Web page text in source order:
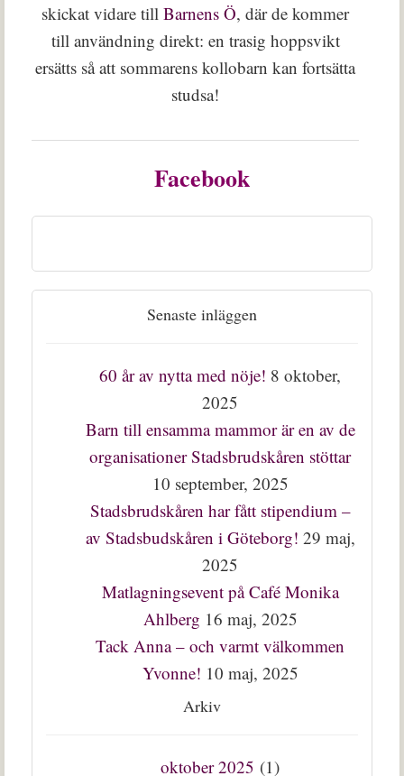
skickat vidare till Barnens Ö, där de kommer
till användning direkt: en trasig hoppsvikt
ersätts så att sommarens kollobarn kan fortsätta
studsa!
Facebook
Senaste inläggen
60 år av nytta med nöje! 8 oktober,
2025
Barn till ensamma mammor är en av de
organisationer Stadsbrudskåren stöttar
10 september, 2025
Stadsbrudskåren har fått stipendium –
av Stadsbudskåren i Göteborg! 29 maj,
2025
Matlagningsevent på Café Monika
Ahlberg 16 maj, 2025
Tack Anna – och varmt välkommen
Yvonne! 10 maj, 2025
Arkiv
oktober 2025 (1)